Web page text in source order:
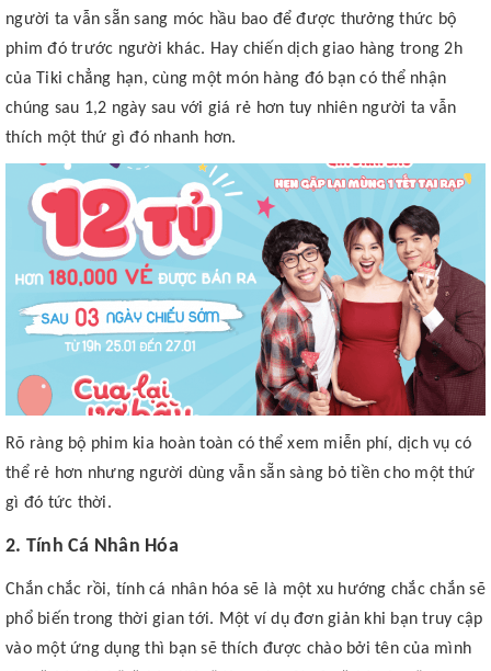
người ta vẫn sẵn sang móc hầu bao để được thưởng thức bộ
phim đó trước người khác. Hay chiến dịch giao hàng trong 2h
của Tiki chẳng hạn, cùng một món hàng đó bạn có thể nhận
chúng sau 1,2 ngày sau với giá rẻ hơn tuy nhiên người ta vẫn
thích một thứ gì đó nhanh hơn.
Rõ ràng bộ phim kia hoàn toàn có thể xem miễn phí, dịch vụ có
thể rẻ hơn nhưng người dùng vẫn sẵn sàng bỏ tiền cho một thứ
gì đó tức thời.
2. Tính Cá Nhân Hóa
Chắn chắc rồi, tính cá nhân hóa sẽ là một xu hướng chắc chắn sẽ
phổ biến trong thời gian tới. Một ví dụ đơn giản khi bạn truy cập
vào một ứng dụng thì bạn sẽ thích được chào bởi tên của mình